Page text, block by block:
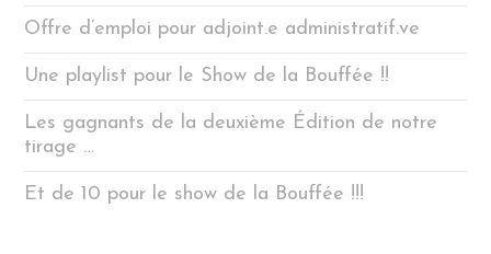
Offre d’emploi pour adjoint.e administratif.ve
Une playlist pour le Show de la Bouffée !!
Les gagnants de la deuxième Édition de notre
tirage …
Et de 10 pour le show de la Bouffée !!!